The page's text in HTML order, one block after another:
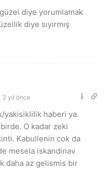
diye yorumlamak
diye sıyırmış
2 yıl önce
yakisiklilik haberi ya.
O kadar zeki
Kabullenin cok da
mesela iskandinav
daha az gelismis bir